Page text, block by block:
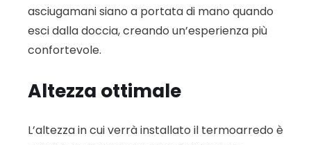
asciugamani siano a portata di mano quando
esci dalla doccia, creando un’esperienza più
confortevole.
Altezza ottimale
L’altezza in cui verrà installato il termoarredo è